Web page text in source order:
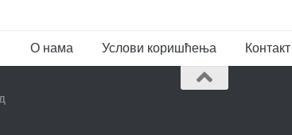
О нама Услови коришћења Контакт